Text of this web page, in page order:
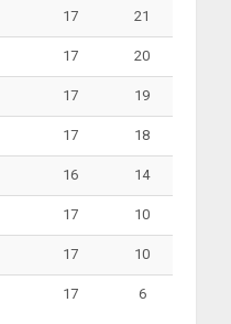
17 21
17 20
17 19
17 18
16 14
17 10
17 10
17 6